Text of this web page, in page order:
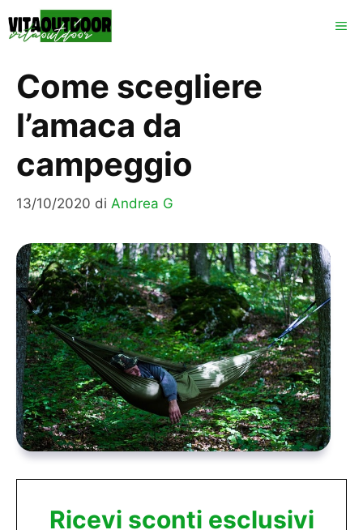
al
Come scegliere
l’amaca da
campeggio
13/10/2020 di Andrea G
Ricevi sconti esclusivi